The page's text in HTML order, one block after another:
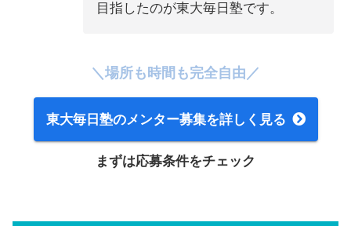
目指したのが東大毎日塾です。
＼場所も時間も完全自由／
東大毎日塾のメンター募集を詳しく見る
まずは応募条件をチェック